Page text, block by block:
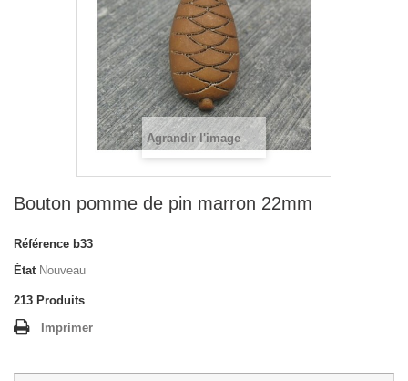
Agrandir l'image
Bouton pomme de pin marron 22mm
Référence b33
État Nouveau
213 Produits
Imprimer